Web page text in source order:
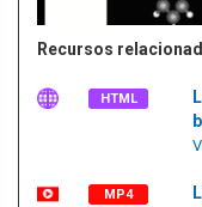
Recursos
HTML
MP4